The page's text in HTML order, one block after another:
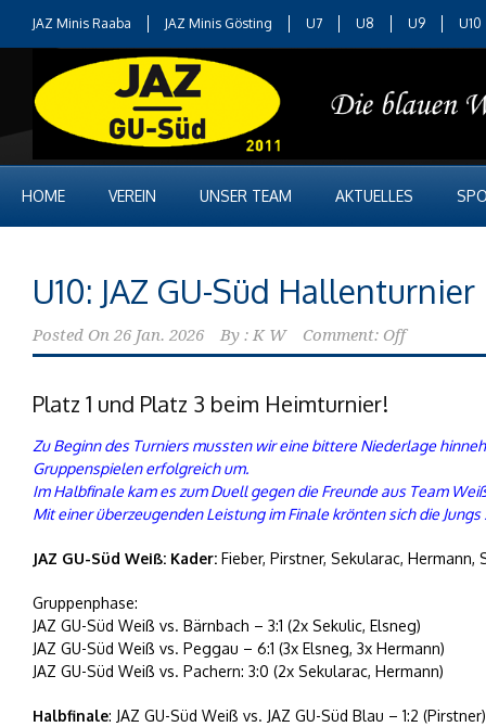
JAZ Minis Raaba JAZ Minis Gösting U7 U8 U9 U10
HOME VEREIN UNSER TEAM AKTUELLES
U10: JAZ GU-Süd Hallenturnier
Posted On 26 Jan. 2026 By : K W Comment: Off
Platz 1 und Platz 3 beim Heimturnier!
Zu Beginn des Turniers mussten wir eine bittere Niederlage
Gruppenspielen erfolgreich um.
Im Halbfinale kam es zum Duell gegen die Freunde aus Team
Mit einer überzeugenden Leistung im Finale krönten sich die
JAZ GU-Süd Weiß: Kader: Fieber, Pirstner, Sekularac, Hermann,
Gruppenphase:
JAZ GU-Süd Weiß vs. Bärnbach – 3:1 (2x Sekulic, Elsneg)
JAZ GU-Süd Weiß vs. Peggau – 6:1 (3x Elsneg, 3x Hermann)
JAZ GU-Süd Weiß vs. Pachern: 3:0 (2x Sekularac, Hermann)
Halbfinale: JAZ GU-Süd Weiß vs. JAZ GU-Süd Blau – 1:2 (Pirstner)